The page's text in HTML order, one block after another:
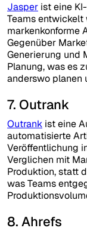
Jasper ist eine
Teams entwickelt
markenkonforme
Gegenüber
Generierung und
Planung, was es
anderswo planen
7. Outrank
Outrank ist eine
automatisierte
Veröffentlichung
Verglichen mit
Produktion, statt
was Teams
8. Ahrefs